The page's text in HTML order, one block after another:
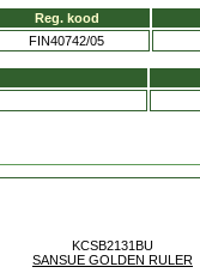
Reg. kood
FIN40742/05
KCSB2131BU
SANSUE GOLDEN RULER